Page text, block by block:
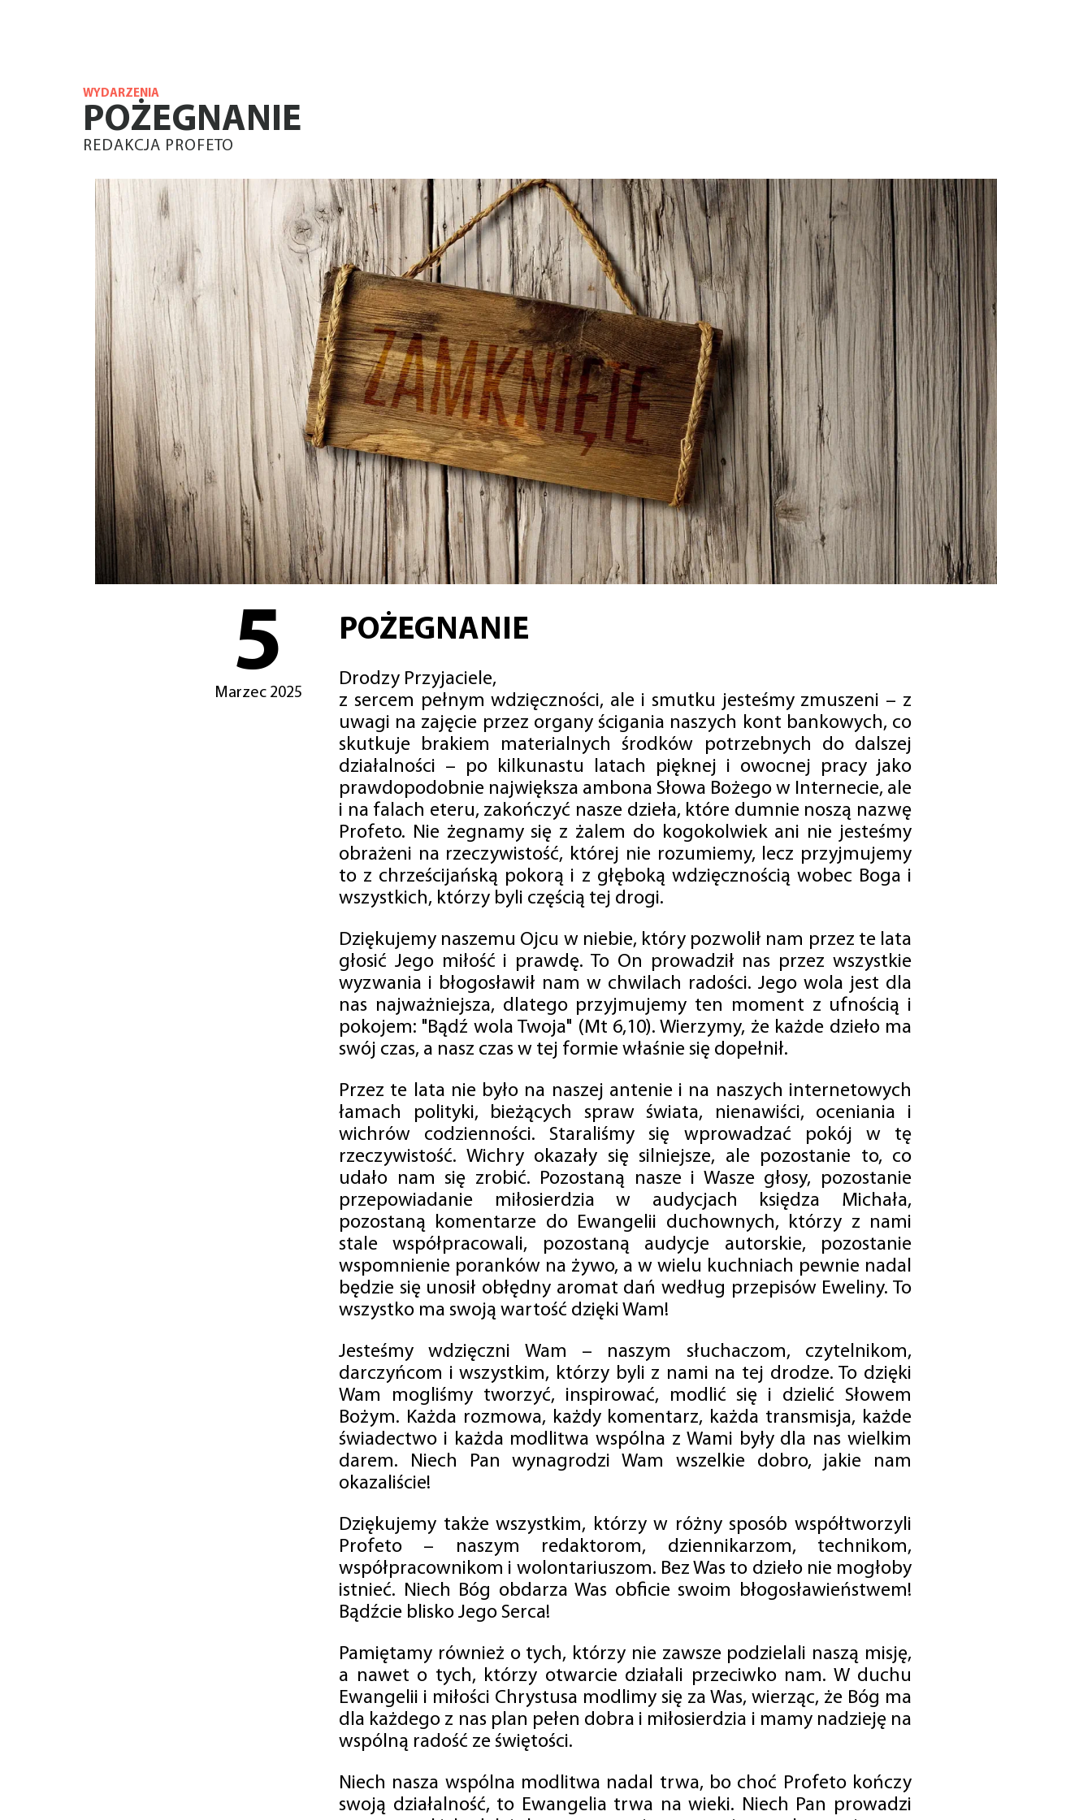
WYDARZENIA
POŻEGNANIE
REDAKCJA PROFETO
5
Marzec 2025
POŻEGNANIE
Drodzy Przyjaciele,
z sercem pełnym wdzięczności, ale i smutku jesteśmy zmuszeni – z
uwagi na zajęcie przez organy ścigania naszych kont bankowych, co
skutkuje brakiem materialnych środków potrzebnych do dalszej
działalności – po kilkunastu latach pięknej i owocnej pracy jako
prawdopodobnie największa ambona Słowa Bożego w Internecie, ale
i na falach eteru, zakończyć nasze dzieła, które dumnie noszą nazwę
Profeto. Nie żegnamy się z żalem do kogokolwiek ani nie jesteśmy
obrażeni na rzeczywistość, której nie rozumiemy, lecz przyjmujemy
to z chrześcijańską pokorą i z głęboką wdzięcznością wobec Boga i
wszystkich, którzy byli częścią tej drogi.
Dziękujemy naszemu Ojcu w niebie, który pozwolił nam przez te lata
głosić Jego miłość i prawdę. To On prowadził nas przez wszystkie
wyzwania i błogosławił nam w chwilach radości. Jego wola jest dla
nas najważniejsza, dlatego przyjmujemy ten moment z ufnością i
pokojem: "Bądź wola Twoja" (Mt 6,10). Wierzymy, że każde dzieło ma
swój czas, a nasz czas w tej formie właśnie się dopełnił.
Przez te lata nie było na naszej antenie i na naszych internetowych
łamach polityki, bieżących spraw świata, nienawiści, oceniania i
wichrów codzienności. Staraliśmy się wprowadzać pokój w tę
rzeczywistość. Wichry okazały się silniejsze, ale pozostanie to, co
udało nam się zrobić. Pozostaną nasze i Wasze głosy, pozostanie
przepowiadanie miłosierdzia w audycjach księdza Michała,
pozostaną komentarze do Ewangelii duchownych, którzy z nami
stale współpracowali, pozostaną audycje autorskie, pozostanie
wspomnienie poranków na żywo, a w wielu kuchniach pewnie nadal
będzie się unosił obłędny aromat dań według przepisów Eweliny. To
wszystko ma swoją wartość dzięki Wam!
Jesteśmy wdzięczni Wam – naszym słuchaczom, czytelnikom,
darczyńcom i wszystkim, którzy byli z nami na tej drodze. To dzięki
Wam mogliśmy tworzyć, inspirować, modlić się i dzielić Słowem
Bożym. Każda rozmowa, każdy komentarz, każda transmisja, każde
świadectwo i każda modlitwa wspólna z Wami były dla nas wielkim
darem. Niech Pan wynagrodzi Wam wszelkie dobro, jakie nam
okazaliście!
Dziękujemy także wszystkim, którzy w różny sposób współtworzyli
Profeto – naszym redaktorom, dziennikarzom, technikom,
współpracownikom i wolontariuszom. Bez Was to dzieło nie mogłoby
istnieć. Niech Bóg obdarza Was obficie swoim błogosławieństwem!
Bądźcie blisko Jego Serca!
Pamiętamy również o tych, którzy nie zawsze podzielali naszą misję,
a nawet o tych, którzy otwarcie działali przeciwko nam. W duchu
Ewangelii i miłości Chrystusa modlimy się za Was, wierząc, że Bóg ma
dla każdego z nas plan pełen dobra i miłosierdzia i mamy nadzieję na
wspólną radość ze świętości.
Niech nasza wspólna modlitwa nadal trwa, bo choć Profeto kończy
swoją działalność, to Ewangelia trwa na wieki. Niech Pan prowadzi